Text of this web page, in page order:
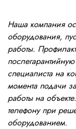
Наша компания
оборудования,
работы.
специалиста на
момента подачи
работы на
телефону при
оборудованием.